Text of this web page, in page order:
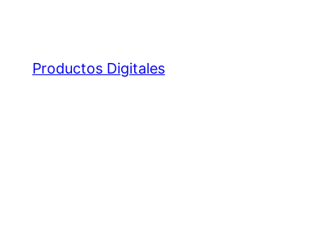
contenido
Productos Digitales